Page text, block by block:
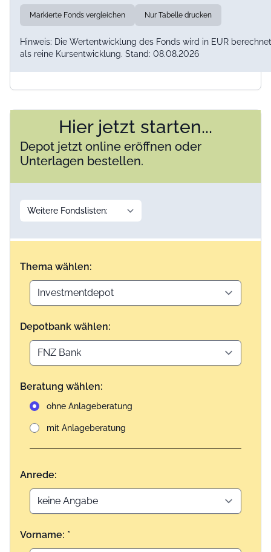
Markierte Fonds vergleichen Nur Tabelle drucken
Hinweis: Die Wertentwicklung des Fonds wird in EUR berechnet
als reine Kursentwicklung. Stand: 08.08.2026
Hier jetzt starten...
Depot jetzt online eröffnen oder
Unterlagen bestellen.
Thema wählen:
Depotbank wählen:
Beratung wählen:
ohne Anlageberatung
mit Anlageberatung
Anrede:
Vorname: *